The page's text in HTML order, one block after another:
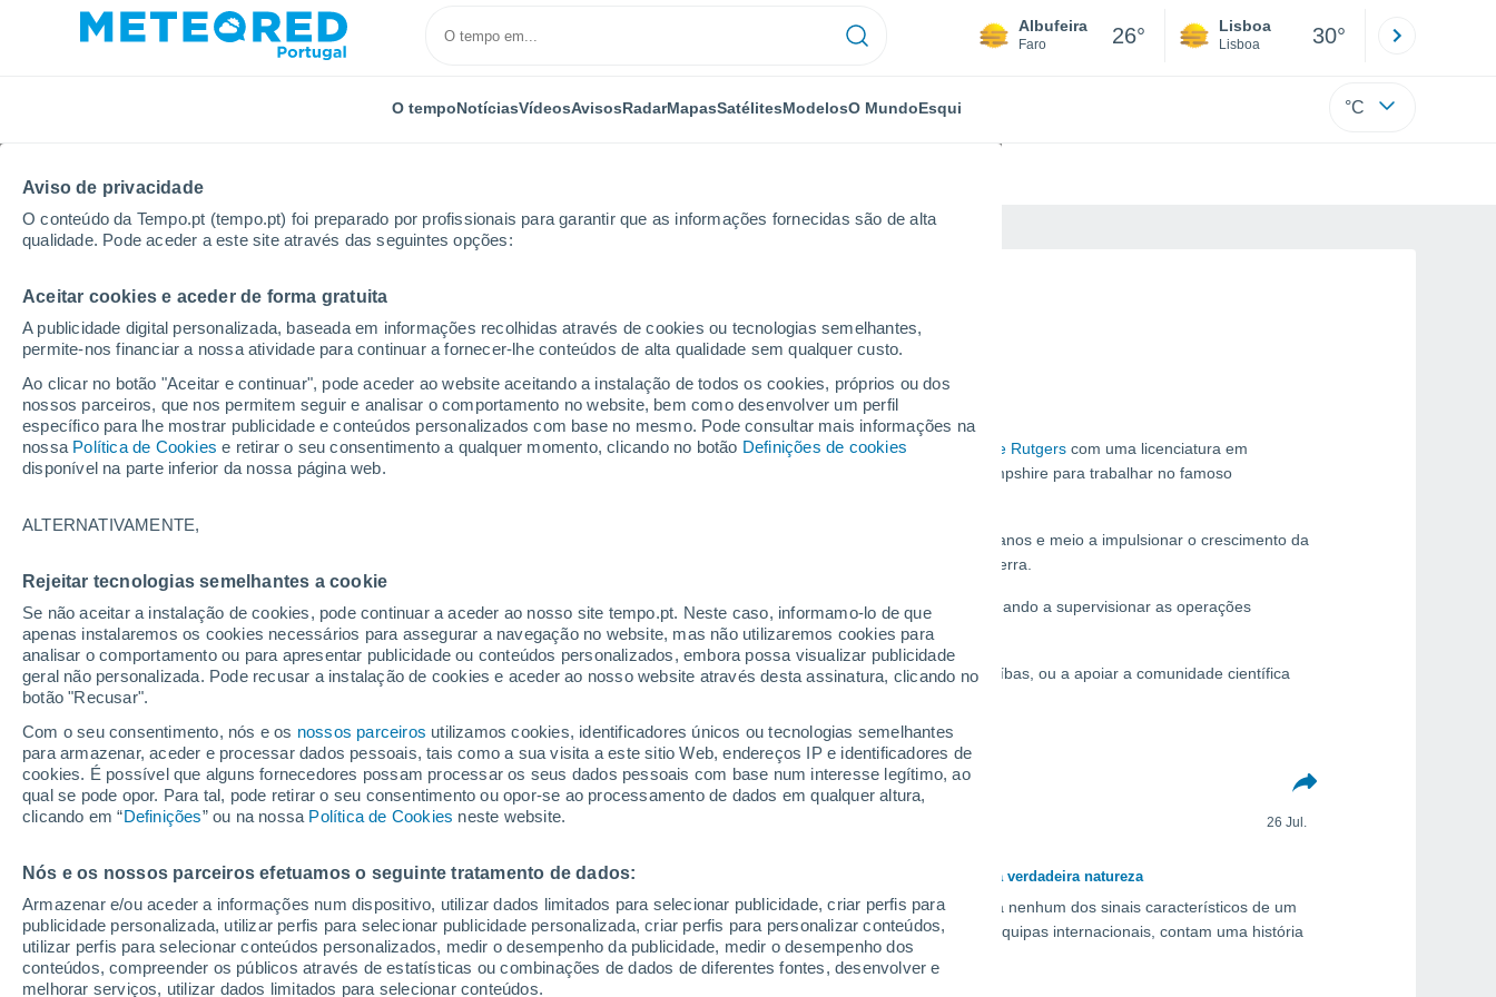
Aviso de privacidade
O conteúdo da Tempo.pt (tempo.pt) foi preparado por profissionais para garantir que as informações fornecidas são de alta
qualidade. Pode aceder a este site através das seguintes opções:
Aceitar cookies e aceder de forma gratuita
A publicidade digital personalizada, baseada em informações recolhidas através de cookies ou tecnologias semelhantes,
permite-nos financiar a nossa atividade para continuar a fornecer-lhe conteúdos de alta qualidade sem qualquer custo.
Ao clicar no botão "Aceitar e continuar", pode aceder ao website aceitando a instalação de todos os cookies, próprios ou dos
nossos parceiros, que nos permitem seguir e analisar o comportamento no website, bem como desenvolver um perfil
específico para lhe mostrar publicidade e conteúdos personalizados com base no mesmo. Pode consultar mais informações na
nossa Política de Cookies e retirar o seu consentimento a qualquer momento, clicando no botão Definições de cookies
disponível na parte inferior da nossa página web.
ALTERNATIVAMENTE,
Rejeitar tecnologias semelhantes a cookie
Se não aceitar a instalação de cookies, pode continuar a aceder ao nosso site tempo.pt. Neste caso, informamo-lo de que
apenas instalaremos os cookies necessários para assegurar a navegação no website, mas não utilizaremos cookies para
analisar o comportamento ou para apresentar publicidade ou conteúdos personalizados, embora possa visualizar publicidade
geral não personalizada. Pode recusar a instalação de cookies e aceder ao nosso website através desta assinatura, clicando no
botão "Recusar".
Com o seu consentimento, nós e os nossos parceiros utilizamos cookies, identificadores únicos ou tecnologias semelhantes
para armazenar, aceder e processar dados pessoais, tais como a sua visita a este sitio Web, endereços IP e identificadores de
cookies. É possível que alguns fornecedores possam processar os seus dados pessoais com base num interesse legítimo, ao
qual se pode opor. Para tal, pode retirar o seu consentimento ou opor-se ao processamento de dados em qualquer altura,
clicando em “Definições” ou na nossa Política de Cookies neste website.
Nós e os nossos parceiros efetuamos o seguinte tratamento de dados:
Armazenar e/ou aceder a informações num dispositivo, utilizar dados limitados para selecionar publicidade, criar perfis para
publicidade personalizada, utilizar perfis para selecionar publicidade personalizada, criar perfis para personalizar conteúdos,
utilizar perfis para selecionar conteúdos personalizados, medir o desempenho da publicidade, medir o desempenho dos
conteúdos, compreender os públicos através de estatísticas ou combinações de dados de diferentes fontes, desenvolver e
melhorar serviços, utilizar dados limitados para selecionar conteúdos.
Albufeira
Faro 26° Lisboa
Lisboa 30°
O tempoNotíciasVídeosAvisosRadarMapasSatélitesModelosO MundoEsqui °C
Início Sobre nós Equipa Mike Carmon
Mike Carmon
Meteorologista -8 artigos
Mike cresceu no centro de Nova Jersey, a menos de uma hora de Nova Iorque. Depois de se formar na Universidade Rutgers com uma licenciatura em
Meteorologia, a paixão de Mike por condições meteorológicas extremas levou-o às Montanhas Brancas de New Hampshire para trabalhar no famoso
Mike deixou o MWO em 2018 para explorar a educação científica com a White Mountain Science. Mike passou seis anos e meio a impulsionar o crescimento da
WMSI para uma organização regional próspera, que fornece educação STEM para estudantes rurais da Nova Inglaterra.
Mike é atualmente o Gestor de Operações Meteorológicas do Cume para o Observatório do Monte Washington, ajudando a supervisionar as operações
meteorológicas durante todo o ano para a estação do cume.
Quando tem tempo livre, pode encontrá-lo a fazer caminhadas, a viajar para o deserto do sudoeste ou para as Caraíbas, ou a apoiar a comunidade científica
Artigos de Mike Carmon
26 Jul.
De asteroide a cometa: a órbita invulgar de um objeto próximo da Terra revela a sua verdadeira natureza
Desde a sua descoberta, há quase 30 anos, o cometa 1998 SH2 não apresentava nenhum dos sinais característicos de um
cometa. Mas novas análises, combinadas com observações históricas feitas por equipas internacionais, contam uma história
bem diferente.